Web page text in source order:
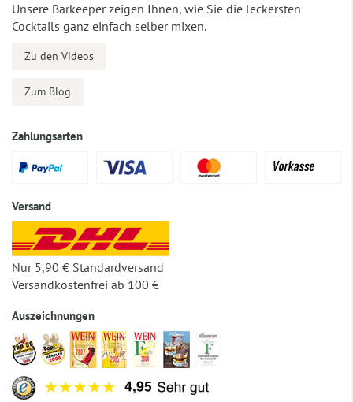
Unsere Barkeeper zeigen Ihnen, wie Sie die leckersten
Cocktails ganz einfach selber mixen.
Zu den Videos
Zum Blog
Zahlungsarten
Versand
Nur 5,90 € Standardversand
Versandkostenfrei ab 100 €
Auszeichnungen